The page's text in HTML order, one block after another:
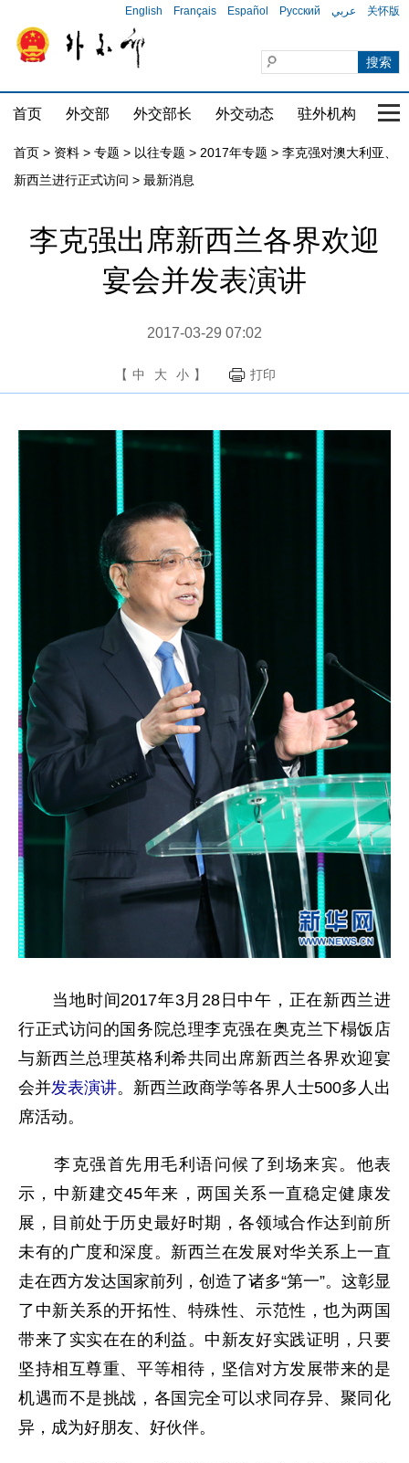
English Français Español Русский عربي 关怀版
首页 外交部 外交部长 外交动态 驻外机构 国
首页 > 资料 > 专题 > 以往专题 > 2017年专题 > 李克强对澳大利亚、
新西兰进行正式访问 > 最新消息
李克强出席新西兰各界欢迎
宴会并发表演讲
2017-03-29 07:02
【 中 大 小 】 打印
当地时间2017年3月28日中午，正在新西兰进
行正式访问的国务院总理李克强在奥克兰下榻饭店
与新西兰总理英格利希共同出席新西兰各界欢迎宴
会并发表演讲。新西兰政商学等各界人士500多人出
席活动。
李克强首先用毛利语问候了到场来宾。他表
示，中新建交45年来，两国关系一直稳定健康发
展，目前处于历史最好时期，各领域合作达到前所
未有的广度和深度。新西兰在发展对华关系上一直
走在西方发达国家前列，创造了诸多“第一”。这彰显
了中新关系的开拓性、特殊性、示范性，也为两国
带来了实实在在的利益。中新友好实践证明，只要
坚持相互尊重、平等相待，坚信对方发展带来的是
机遇而不是挑战，各国完全可以求同存异、聚同化
异，成为好朋友、好伙伴。